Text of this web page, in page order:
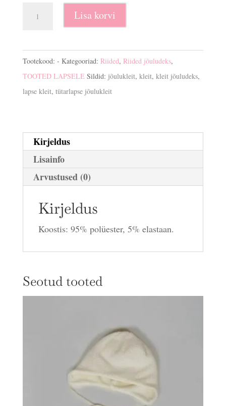
Lisa korvi
Tootekood: - Kategooriad: Riided, Riided jõuludeks,
TOOTED LAPSELE Sildid: jõulukleit, kleit, kleit jõuludeks,
lapse kleit, tütarlapse jõulukleit
Kirjeldus
Lisainfo
Arvustused (0)
Kirjeldus
Koostis: 95% polüester, 5% elastaan.
Seotud tooted